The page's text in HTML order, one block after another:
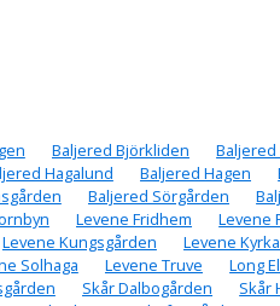
Baljered Björkliden
Hagalund Baljered Hagen
Baljered Sörgården
Levene Fridhem Levene
Levene Kungsgården Levene
Solhaga Levene Truve Long
Skår Dalbogården Skår